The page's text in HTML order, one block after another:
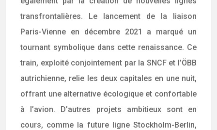
transfrontalières. Le lancement de la liaison
Paris-Vienne en décembre 2021 a marqué un
tournant symbolique dans cette renaissance. Ce
train, exploité conjointement par la SNCF et l’ÖBB
autrichienne, relie les deux capitales en une nuit,
offrant une alternative écologique et confortable
à l’avion. D’autres projets ambitieux sont en
cours, comme la future ligne Stockholm-Berlin,